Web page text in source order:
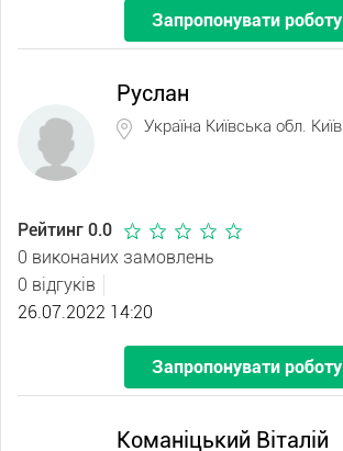
Запропонувати роботу
Руслан
Україна Київська обл. Київ
Рейтинг 0.0
0 виконаних замовлень
0 відгуків
26.07.2022 14:20
Запропонувати роботу
Команіцький Віталій